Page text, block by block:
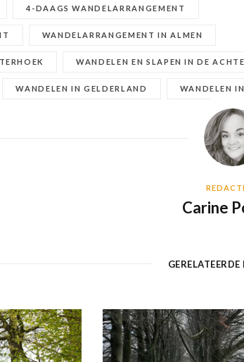
4-DAAGS WANDELARRANGEMENT
WANDELARRANGEMENT IN ALMEN
WANDELEN EN SLAPEN IN DE
WANDELEN IN GELDERLAND WANDELEN
Carine